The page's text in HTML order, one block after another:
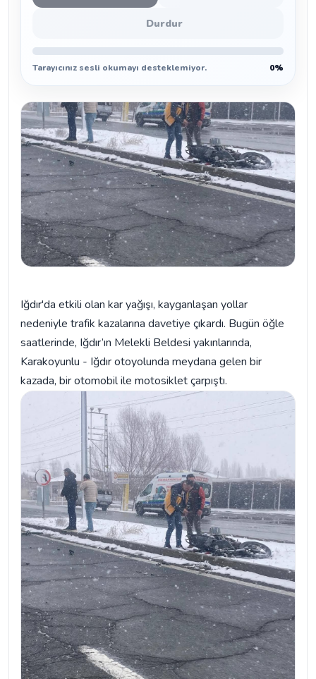
Durdur
Tarayıcınız sesli okumayı desteklemiyor. 0%
Iğdır'da etkili olan kar yağışı, kayganlaşan yollar
nedeniyle trafik kazalarına davetiye çıkardı. Bugün öğle
saatlerinde, Iğdır’ın Melekli Beldesi yakınlarında,
Karakoyunlu - Iğdır otoyolunda meydana gelen bir
kazada, bir otomobil ile motosiklet çarpıştı.